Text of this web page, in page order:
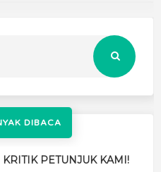
DIBACA
PETUNJUK KAMI!